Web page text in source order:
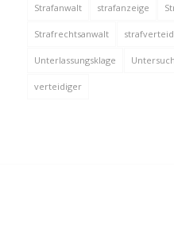
Strafanwalt strafanzeige
Strafrechtsanwalt
Unterlassungsklage
verteidiger